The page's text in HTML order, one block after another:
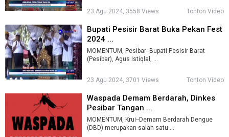
23 Agu 2024, 3558 Views Tonton Video
Bupati Pesisir Barat Buka Pekan Fest
2024 ...
MOMENTUM, Pesibar--Bupati Pesisir Barat
(Pesibar), Agus Istiqlal, ...
23 Agu 2024, 3701 Views Tonton Video
Waspada Demam Berdarah, Dinkes
Pesibar Tangan ...
MOMENTUM, Krui--Demam Berdarah Dengue
(DBD) merupakan salah satu ...